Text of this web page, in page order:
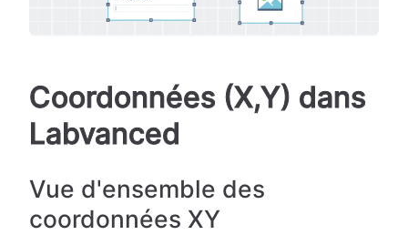
Coordonnées (X,Y) dans
Labvanced
Vue d'ensemble des
coordonnées XY